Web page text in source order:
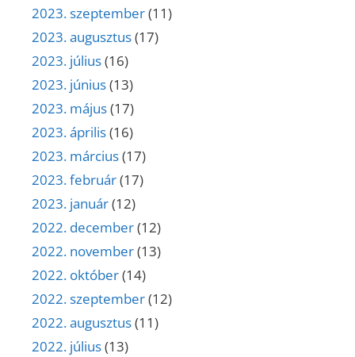
2023. szeptember(11)
2023. augusztus(17)
2023. július(16)
2023. június(13)
2023. május(17)
2023. április(16)
2023. március(17)
2023. február(17)
2023. január(12)
2022. december(12)
2022. november(13)
2022. október(14)
2022. szeptember(12)
2022. augusztus(11)
2022. július(13)